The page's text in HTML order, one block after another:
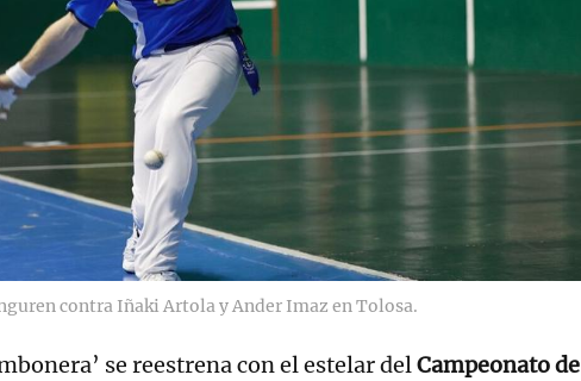
contra Iñaki Artola y Ander Imaz en Tolosa.
se reestrena con el estelar delCampeonato de